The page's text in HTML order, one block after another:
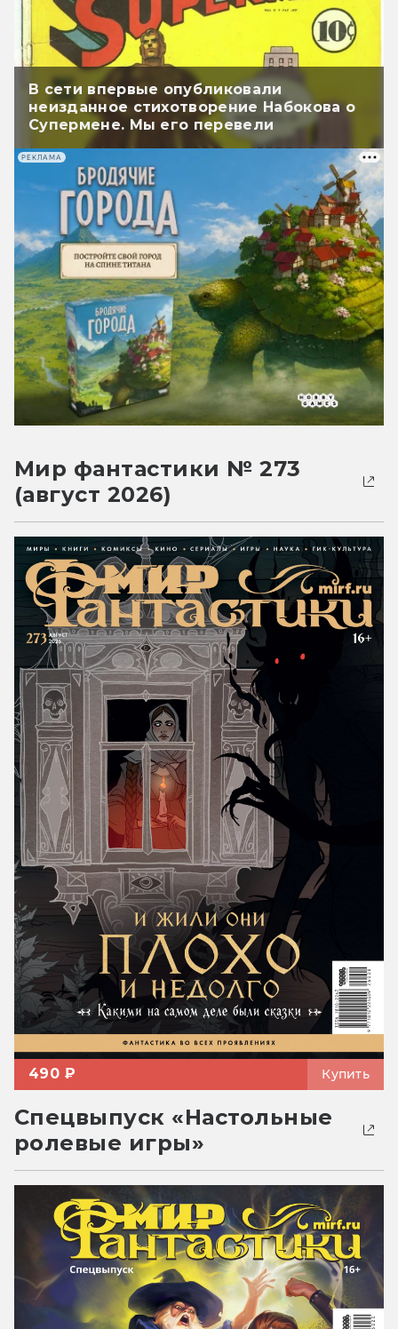
В сети впервые опубликовали
неизданное стихотворение Набокова о
Супермене. Мы его перевели
РЕКЛАМА
Мир фантастики № 273
(август 2026)
490 ₽ Купить
Спецвыпуск «Настольные
ролевые игры»